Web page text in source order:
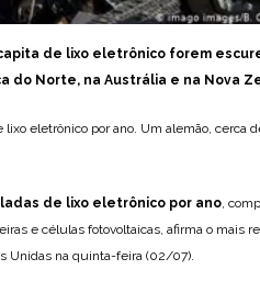
de lixo eletrônico forem
do Norte, na Austrália e na Nova
eletrônico por ano. Um alemão, cerca
de lixo eletrônico por ano,
e células fotovoltaicas, afirma o mais
Unidas na quinta-feira (02/07).